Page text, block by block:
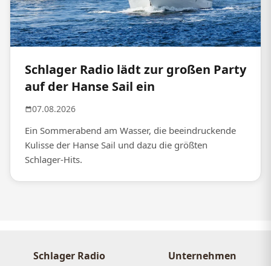
Schlager Radio lädt zur großen Party
auf der Hanse Sail ein
07.08.2026
Ein Sommerabend am Wasser, die beeindruckende
Kulisse der Hanse Sail und dazu die größten
Schlager-Hits.
Schlager Radio Unternehmen